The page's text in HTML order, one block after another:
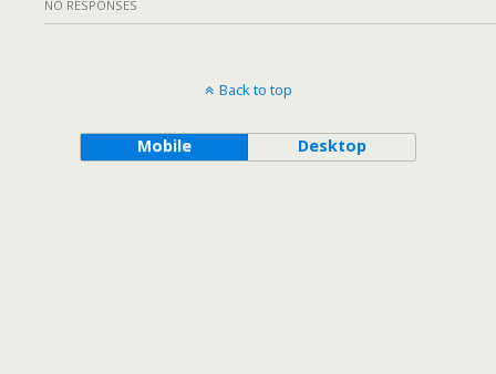
NO RESPONSES
Back to top
Mobile Desktop